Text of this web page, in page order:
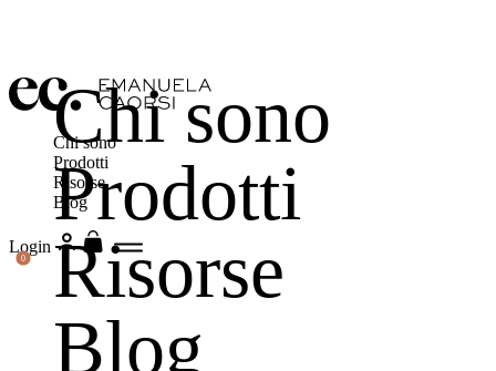
Chi sono
Prodotti
Risorse
Blog
Login
0
Chi sono
Prodotti
Risorse
Blog